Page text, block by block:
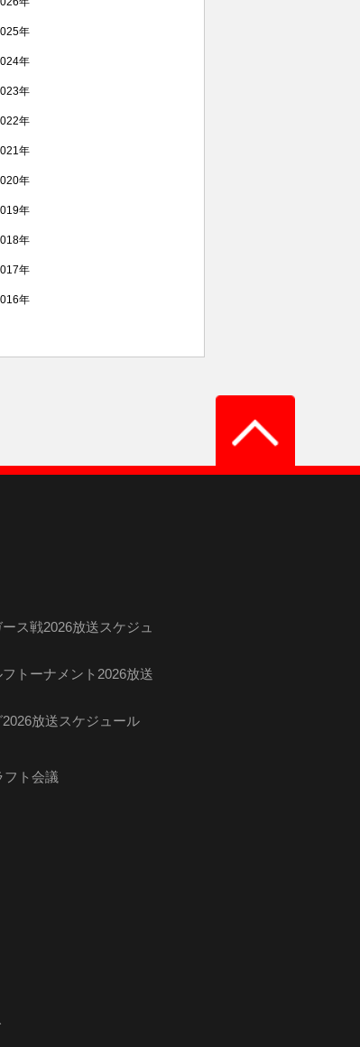
年
年
年
年
年
年
年
年
年
年
ス戦2026放送スケジュ
トーナメント2026放送
放送スケジュール
フト会議